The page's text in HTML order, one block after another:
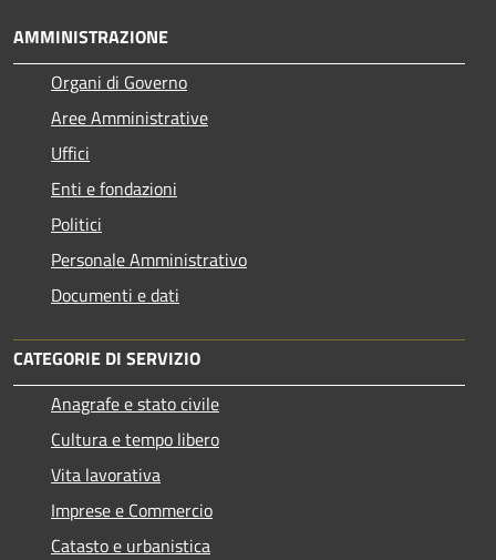
AMMINISTRAZIONE
Organi di Governo
Aree Amministrative
Uffici
Enti e fondazioni
Politici
Personale Amministrativo
Documenti e dati
CATEGORIE DI SERVIZIO
Anagrafe e stato civile
Cultura e tempo libero
Vita lavorativa
Imprese e Commercio
Catasto e urbanistica